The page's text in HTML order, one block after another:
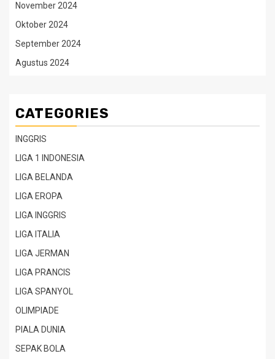
November 2024
Oktober 2024
September 2024
Agustus 2024
CATEGORIES
INGGRIS
LIGA 1 INDONESIA
LIGA BELANDA
LIGA EROPA
LIGA INGGRIS
LIGA ITALIA
LIGA JERMAN
LIGA PRANCIS
LIGA SPANYOL
OLIMPIADE
PIALA DUNIA
SEPAK BOLA